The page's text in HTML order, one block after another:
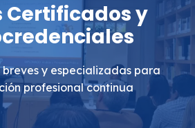
Certificados y
y especializadas para
profesional continua